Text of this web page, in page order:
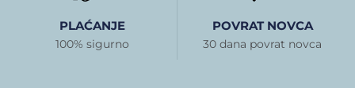
PLAĆANJE
100% sigurno
POVRAT NOVCA
30 dana povrat novca